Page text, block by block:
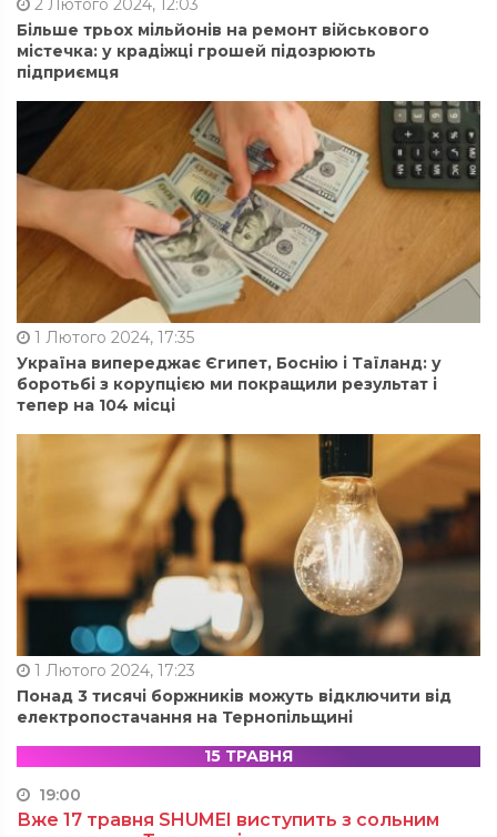
2 Лютого 2024, 12:03
Більше трьох мільйонів на ремонт військового
містечка: у крадіжці грошей підозрюють
підприємця
1 Лютого 2024, 17:35
Україна випереджає Єгипет, Боснію і Таїланд: у
боротьбі з корупцією ми покращили результат і
тепер на 104 місці
1 Лютого 2024, 17:23
Понад 3 тисячі боржників можуть відключити від
електропостачання на Тернопільщині
15 ТРАВНЯ
19:00
Вже 17 травня SHUMEI виступить з сольним